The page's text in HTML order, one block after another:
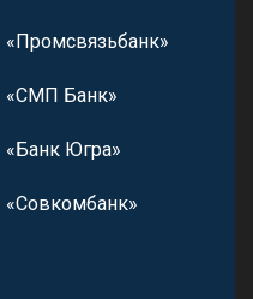
«Промсвязьбанк»
«СМП Банк»
«Банк Югра»
«Совкомбанк»